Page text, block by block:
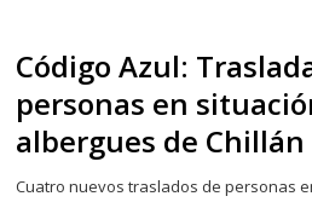
Código Azul:
personas en
albergues de Chillán
Cuatro nuevos traslados de personas